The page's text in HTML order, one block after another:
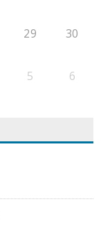
29 30
5 6